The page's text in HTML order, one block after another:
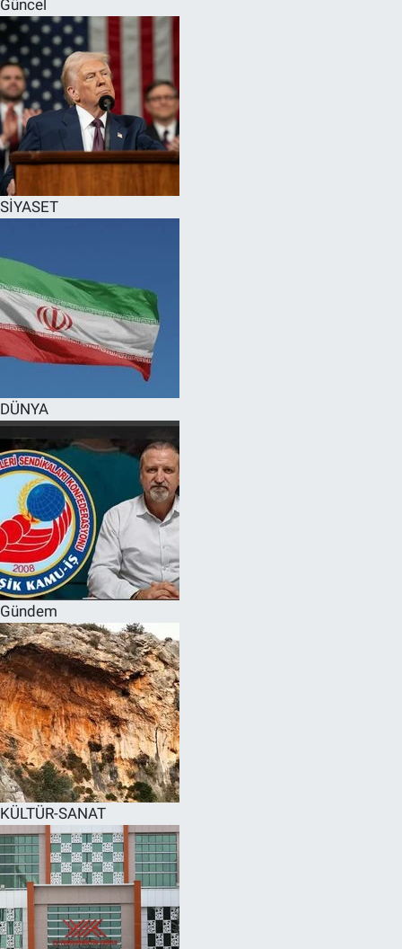
Güncel
SİYASET
DÜNYA
Gündem
KÜLTÜR-SANAT
SPOR
RESMİ İLANLAR